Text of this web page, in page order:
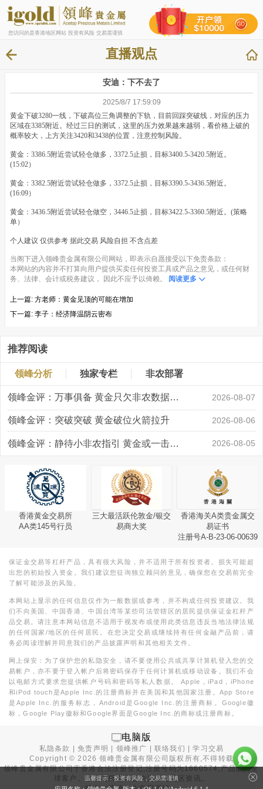
您访问的是香港地区网站 投资有风险 交易需谨慎
直播观点
安迪：下不去了
2025/8/7 17:59:09
黄金下破3280一线，下破高位三角调整的下轨，目前回踩突破线，对应的压力
区域在3385附近。经过三日的测试，这里的压力效果越来越弱，看价格上破的
概率较大，上方关注3420和3438的位置，注意控制风险。
黄金：3386.5附近尝试轻仓做多，3372.5止损，目标3400.5-3420.5附近。
(15:02）
黄金：3382.5附近尝试轻仓做多，3372.5止损，目标3390.5-3436.5附近。
(16:09）
黄金：3436.5附近尝试轻仓做空，3446.5止损，目标3422.5-3360.5附近。(策略
单）
个人建议 仅供参考 据此交易 风险自担 不含点差
当阁下进入领峰贵金属有限公司网站，即表示自愿接受以下免责条款：
本网站的内容并不打算向用户提供买卖任何投资工具或产品之意见，或任何财
务、法律、会计或税务建议， 因此不应予以倚赖。
阅读更多
上一篇: 方老师：黄金见顶的可能在增加
下一篇: 李子：经济降温阴云密布
推荐阅读
领峰分析 独家专栏 非农部署
领峰金评：万事俱备 黄金只欠非农数据“东风” 2026-08-07
领峰金评：突破突破 黄金破位火箭拉升 2026-08-06
领峰金评：静待小非农指引 黄金或一击破局 2026-08-05
香港黄金交易所
AA类145号行员
三大最活跃伦敦金/银交
易商大奖
香港海关A类贵金属交
易证书
注册号A-B-23-06-00639
保证金交易等杠杆产品，具有很大风险，并不适用于所有投资者。损失可能超
出您的初始投入资金。我们建议您征询独立顾问的意见，确保您在交易前完全
了解可能涉及的风险。
本网站上显示的任何信息仅作为一般数据或参考，并不构成任何投资建议。我
们不向美国、中国香港、中国台湾等某些司法管辖区的居民提供保证金杠杆产
品交易。请注意本网站信息不适用于视发布或使用此类信息违反当地法律法规
的任何国家/地区的任何居民。在您决定交易或继续持有任何金融产品前，请
务必阅读理解并同意我们的产品披露声明和其他相关文件。
网上保安：为了保护您的私隐安全，请不要使用公共或共享计算机登入您的交
易帐户，亦不要于登入帐户后将密码保存于任何计算机或移动设备。我们不会
以电邮方式要求您提供帐户号码和密码等私人数据。 Apple，iPad，iPhone
和iPod touch是Apple Inc.的注册商标并在美国和其他国家注册。App Store
是Apple Inc.的服务标志，Android是Google Inc.的注册商标。Google徽
标，Google Play徽标和Google界面是Google Inc.的商标或注册商标。
电脑版
私隐条款 |免责声明 领峰推广 |联络我们 |学习交易
Copyright ©2026 领峰贵金属有限公司版权所有,不得转载
领峰贵金属有限公司于香港合法注册登记,注册号码为1660574,产品面向全
球客户。本站内所有内容均为香港地区资讯。
温馨提示：投资有风险，交易需谨慎